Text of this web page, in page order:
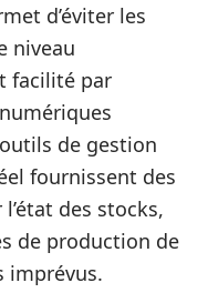
d’éviter les
niveau
facilité par
de gestion
fournissent des
des stocks,
de production de
imprévus.